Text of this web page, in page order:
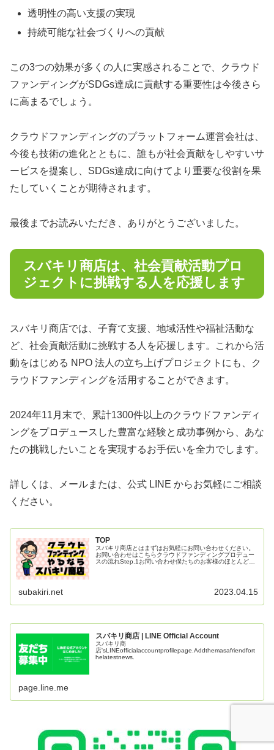
透明性の高い支援の実現
持続可能な社会づくりへの貢献
この3つの効果が多くの人に実感されることで、クラウド
ファンディングがSDGs達成に貢献する重要性は今後さら
に高まるでしょう。
クラウドファンディングのプラットフォーム運営会社は、
今後も技術の進化とともに、誰もが社会貢献をしやすいサ
ービスを提案し、SDGs達成に向けてより重要な役割を果
たしていくことが期待されます。
最後までお読みいただき、ありがとうございました。
スバキリ商店は、社会貢献活動プロ
ジェクトに挑戦する人を応援します
スバキリ商店では、子育て支援、地域活性や福祉活動な
ど、社会貢献活動に挑戦する人を応援します。これから活
動をはじめる NPO 法人の立ち上げプロジェクトにも、ク
ラウドファンディングを活用することができます。
2024年11月末で、累計1300件以上のクラウドファンディ
ングをプロデュースした豊富な経験と成功事例から、あな
たの挑戦したいことを実現するお手伝いを全力でします。
詳しくは、メールまたは、公式 LINE からお気軽にご相談
ください。
TOP
スバキリ商店とはまずはお気軽にお問い合わせください。
お問い合わせはこちらクラウドファンディングプロデュー
スの流れStep.1お問い合わせ僕たちのお客様のほとんどは
subakiri.net 2023.04.15
スバキリ商店 | LINE Official Account
スバキリ商
店'sLINEofficialaccountprofilepage.Addthemasafriendfort
helatestnews.
page.line.me